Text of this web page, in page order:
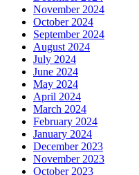
November 2024
October 2024
September 2024
August 2024
July 2024
June 2024
May 2024
April 2024
March 2024
February 2024
January 2024
December 2023
November 2023
October 2023